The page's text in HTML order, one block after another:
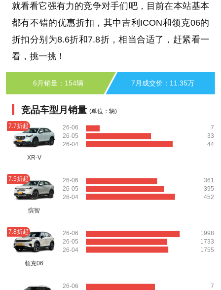
就看看它强有力的竞争对手们吧，目前在本站基本
都有不错的优惠折扣，其中吉利ICON和领克06的
折扣分别为8.6折和7.8折，相当合适了，赶紧看一
看，挑一挑！
6月销量：154辆 7月成交价：11.35万
竞品车型月销量 (单位：辆)
7.7折起
XR-V
26-06
26-05
26-04
7
33
44
7.5折起
缤智
26-06
26-05
26-04
361
395
452
7.8折起
领克06
26-06
26-05
26-04
1998
1733
1755
26-06
7